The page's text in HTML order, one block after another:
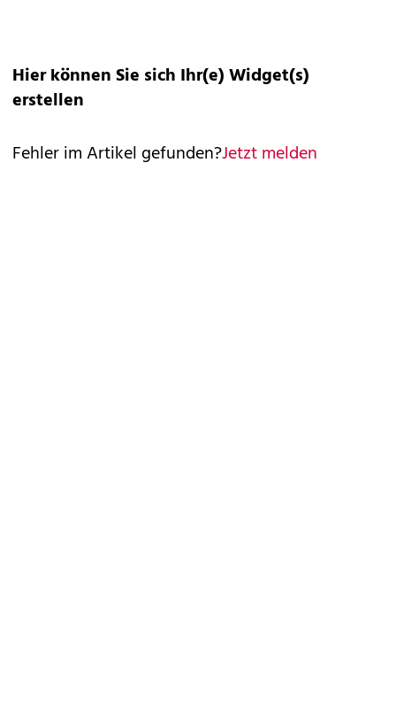
Hier können Sie sich Ihr(e) Widget(s)
erstellen
Fehler im Artikel gefunden?Jetzt melden